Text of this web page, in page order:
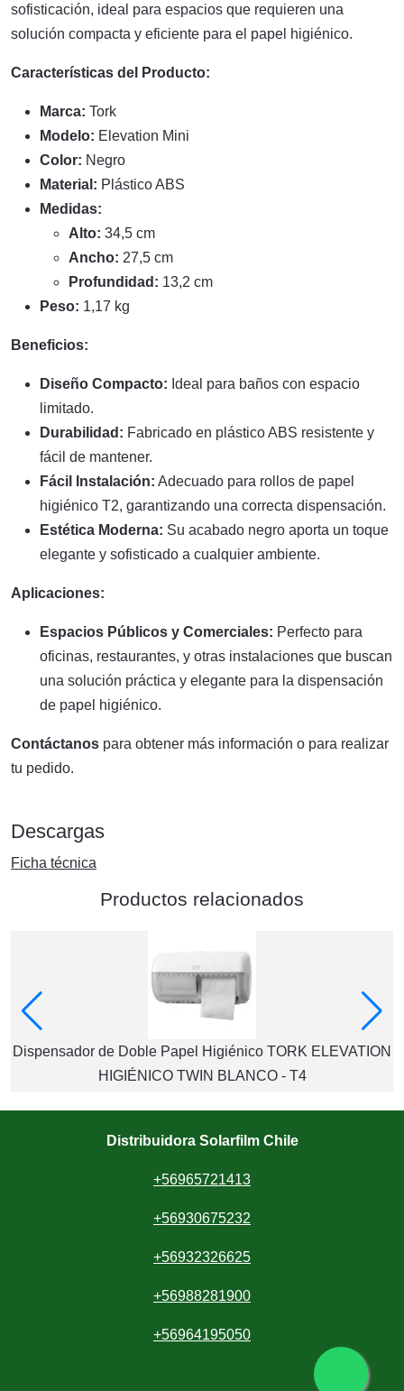
sofisticación, ideal para espacios que requieren una
solución compacta y eficiente para el papel higiénico.
Características del Producto:
Marca: Tork
Modelo: Elevation Mini
Color: Negro
Material: Plástico ABS
Medidas:
Alto: 34,5 cm
Ancho: 27,5 cm
Profundidad: 13,2 cm
Peso: 1,17 kg
Beneficios:
Diseño Compacto: Ideal para baños con espacio
limitado.
Durabilidad: Fabricado en plástico ABS resistente y
fácil de mantener.
Fácil Instalación: Adecuado para rollos de papel
higiénico T2, garantizando una correcta dispensación.
Estética Moderna: Su acabado negro aporta un toque
elegante y sofisticado a cualquier ambiente.
Aplicaciones:
Espacios Públicos y Comerciales: Perfecto para
oficinas, restaurantes, y otras instalaciones que buscan
una solución práctica y elegante para la dispensación
de papel higiénico.
Contáctanos para obtener más información o para realizar
tu pedido.
Descargas
Ficha técnica
Productos relacionados
Dispensador de Doble Papel Higiénico TORK ELEVATION
HIGIÉNICO TWIN BLANCO - T4
Distribuidora Solarfilm Chile
+56965721413
+56930675232
+56932326625
+56988281900
+56964195050